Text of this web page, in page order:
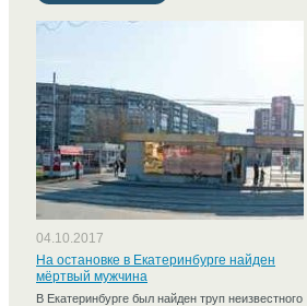
04.10.2017
На остановке в Екатеринбурге найден
мёртвый мужчина
В Екатеринбурге был найден труп неизвестного